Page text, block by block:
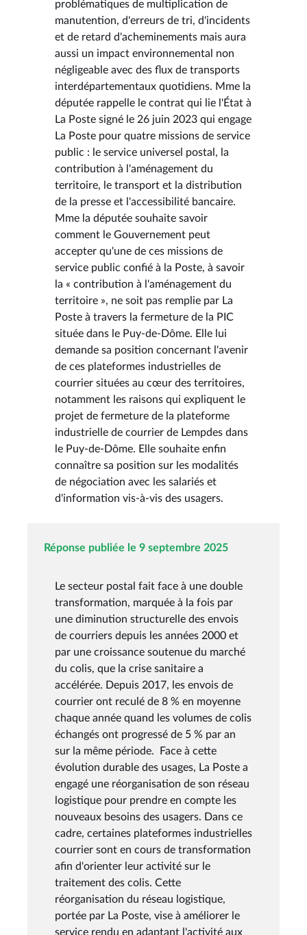
problématiques de multiplication de
manutention, d'erreurs de tri, d'incidents
et de retard d'acheminements mais aura
aussi un impact environnemental non
négligeable avec des flux de transports
interdépartementaux quotidiens. Mme la
députée rappelle le contrat qui lie l'État à
La Poste signé le 26 juin 2023 qui engage
La Poste pour quatre missions de service
public : le service universel postal, la
contribution à l'aménagement du
territoire, le transport et la distribution
de la presse et l'accessibilité bancaire.
Mme la députée souhaite savoir
comment le Gouvernement peut
accepter qu'une de ces missions de
service public confié à la Poste, à savoir
la « contribution à l'aménagement du
territoire », ne soit pas remplie par La
Poste à travers la fermeture de la PIC
située dans le Puy-de-Dôme. Elle lui
demande sa position concernant l'avenir
de ces plateformes industrielles de
courrier situées au cœur des territoires,
notamment les raisons qui expliquent le
projet de fermeture de la plateforme
industrielle de courrier de Lempdes dans
le Puy-de-Dôme. Elle souhaite enfin
connaître sa position sur les modalités
de négociation avec les salariés et
d'information vis-à-vis des usagers.
Réponse publiée le 9 septembre 2025
Le secteur postal fait face à une double
transformation, marquée à la fois par
une diminution structurelle des envois
de courriers depuis les années 2000 et
par une croissance soutenue du marché
du colis, que la crise sanitaire a
accélérée. Depuis 2017, les envois de
courrier ont reculé de 8 % en moyenne
chaque année quand les volumes de colis
échangés ont progressé de 5 % par an
sur la même période. Face à cette
évolution durable des usages, La Poste a
engagé une réorganisation de son réseau
logistique pour prendre en compte les
nouveaux besoins des usagers. Dans ce
cadre, certaines plateformes industrielles
courrier sont en cours de transformation
afin d'orienter leur activité sur le
traitement des colis. Cette
réorganisation du réseau logistique,
portée par La Poste, vise à améliorer le
service rendu en adaptant l'activité aux